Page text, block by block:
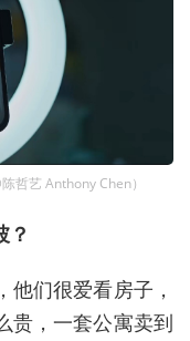
哲艺 Anthony Chen）
？
们很爱看房子，
贵，一套公寓卖到